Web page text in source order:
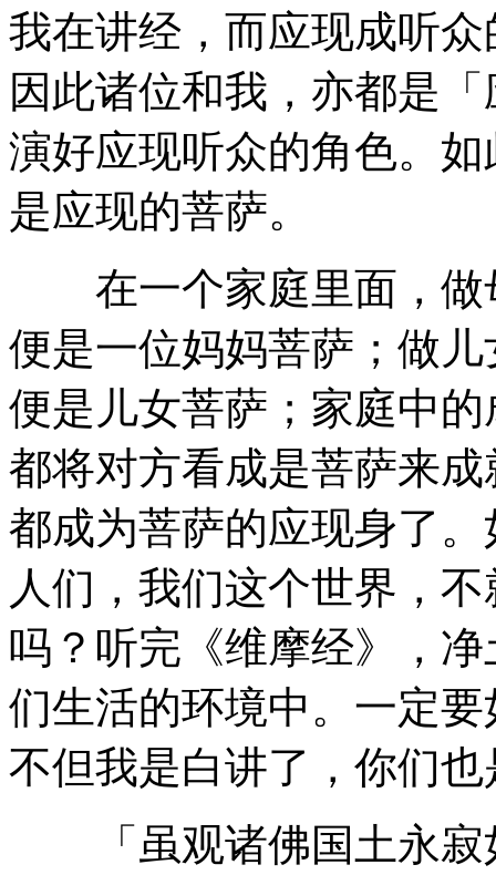
我在讲经，而应现成听
因此诸位和我，亦都是
演好应现听众的角色。
是应现的菩萨。
在一个家庭里面，做
便是一位妈妈菩萨；做
便是儿女菩萨；家庭中
都将对方看成是菩萨来
都成为菩萨的应现身了
人们，我们这个世界，
吗？听完《维摩经》，
们生活的环境中。一定
不但我是白讲了，你们
「虽观诸佛国土永寂